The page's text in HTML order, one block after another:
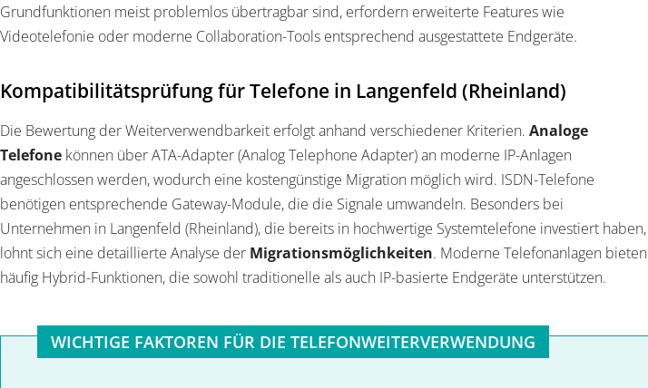
Grundfunktionen meist problemlos übertragbar sind, erfordern erweiterte Features wie
Videotelefonie oder moderne Collaboration-Tools entsprechend ausgestattete Endgeräte.
Kompatibilitätsprüfung für Telefone in Langenfeld (Rheinland)
Die Bewertung der Weiterverwendbarkeit erfolgt anhand verschiedener Kriterien. Analoge
Telefone können über ATA-Adapter (Analog Telephone Adapter) an moderne IP-Anlagen
angeschlossen werden, wodurch eine kostengünstige Migration möglich wird. ISDN-Telefone
benötigen entsprechende Gateway-Module, die die Signale umwandeln. Besonders bei
Unternehmen in Langenfeld (Rheinland), die bereits in hochwertige Systemtelefone investiert haben,
lohnt sich eine detaillierte Analyse der Migrationsmöglichkeiten. Moderne Telefonanlagen bieten
häufig Hybrid-Funktionen, die sowohl traditionelle als auch IP-basierte Endgeräte unterstützen.
WICHTIGE FAKTOREN FÜR DIE TELEFONWEITERVERWENDUNG